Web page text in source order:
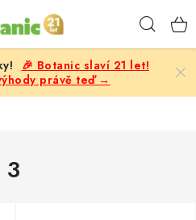
🎉 Botanic slaví 21 let!
právě teď →
3